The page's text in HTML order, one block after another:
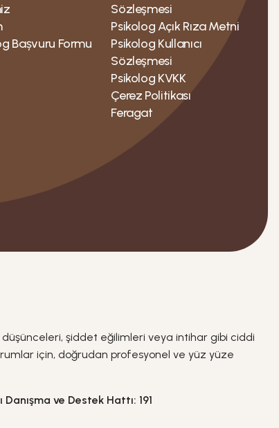
Bașvuru Formu
Sözleşmesi
Psikolog Açık Rıza Metni
Psikolog Kullanıcı
Sözleşmesi
Psikolog KVKK
Çerez Politikası
Feragat
şiddet eğilimleri veya intihar gibi ciddi
için, doğrudan profesyonel ve yüz yüze
Danışma ve Destek Hattı: 191